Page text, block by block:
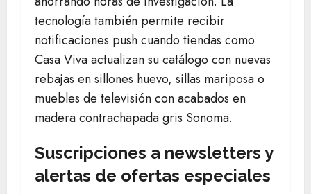
tecnología también permite recibir
notificaciones push cuando tiendas como
Casa Viva actualizan su catálogo con nuevas
rebajas en sillones huevo, sillas mariposa o
muebles de televisión con acabados en
madera contrachapada gris Sonoma.
Suscripciones a newsletters y
alertas de ofertas especiales